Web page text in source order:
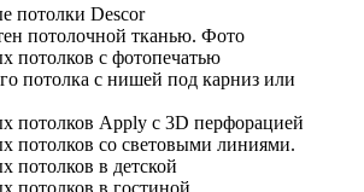
потолки Descor
потолочной тканью. Фото
потолков с фотопечатью
потолка с нишей под карниз или
потолков Apply с 3D перфорацией
потолков со световыми линиями.
потолков в детской